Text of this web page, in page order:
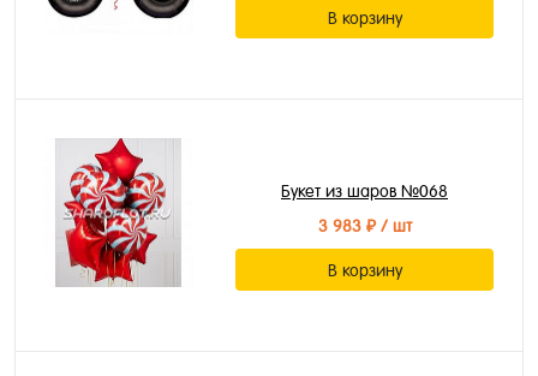
В корзину
Букет из шаров №068
3 983 ₽/ шт
В корзину